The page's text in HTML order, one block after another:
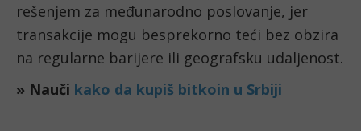
rešenjem za međunarodno poslovanje, jer
transakcije mogu besprekorno teći bez obzira
na regularne barijere ili geografsku udaljenost.
» Nauči kako da kupiš bitkoin u Srbiji